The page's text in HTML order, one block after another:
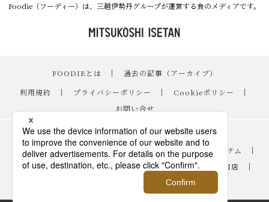
Foodie（フーディー）は、三越伊勢丹グループが運営する食のメディアです。
FOODIEとは ｜
過去の記事（アーカイブ）
｜
利用規約 ｜ プライバシーポリシー ｜ Cookieポリシー
｜
お問い合せ
レシピ ｜
スイーツ
｜
手土産・ギフト ｜ ニュース・イベント ｜ おすすめアイテム
｜
読み物・コラム
｜ バイヤーのイチオシ！ ｜ 伊勢丹新宿店
｜
｜ FOODIE占い